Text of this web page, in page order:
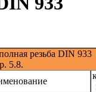
резьба DIN 933
5.8.